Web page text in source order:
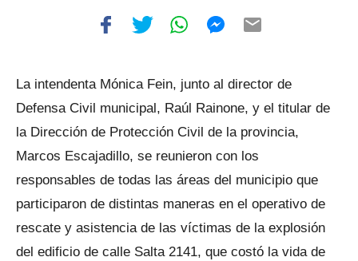
La intendenta Mónica Fein, junto al director de
Defensa Civil municipal, Raúl Rainone, y el titular de
la Dirección de Protección Civil de la provincia,
Marcos Escajadillo, se reunieron con los
responsables de todas las áreas del municipio que
participaron de distintas maneras en el operativo de
rescate y asistencia de las víctimas de la explosión
del edificio de calle Salta 2141, que costó la vida de